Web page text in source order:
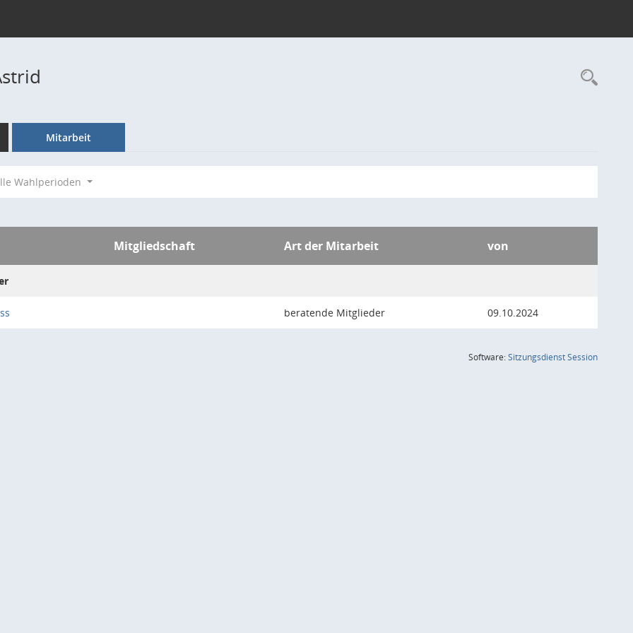
Mitarbeit
Wahlperioden
Mitgliedschaft Art der Mitarbeit von
beratende Mitglieder 09.10.2024
Software:SitzungsdienstSession(Wird in